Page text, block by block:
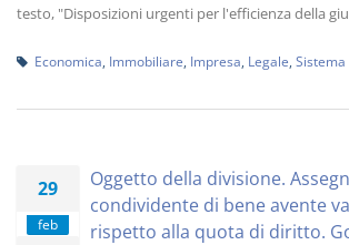
testo, "Disposizioni urgenti per l'efficienza della
Economica Immobiliare Impresa Legale
29
feb
Oggetto della divisione.
condividente di bene avente
rispetto alla quota di diritto.